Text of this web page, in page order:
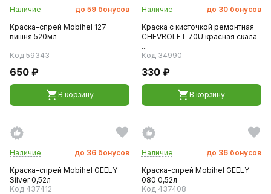
Наличие до 59 бонусов
Краска-спрей Mobihel 127
вишня 520мл
Код 59343
650 ₽
В корзину
Наличие до 30 бонусов
Краска с кисточкой ремонтная
CHEVROLET 70U красная скала
...
Код 34990
330 ₽
В корзину
Наличие до 36 бонусов
Краска-спрей Mobihel GEELY
Silver 0,52л
Код 437412
Наличие до 36 бонусов
Краска-спрей Mobihel GEELY
080 0,52л
Код 437408